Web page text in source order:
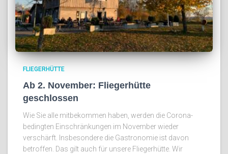
FLIEGERHÜTTE
Ab 2. November: Fliegerhütte
geschlossen
Wie Sie alle mitbekommen haben, werden die Corona-
bedingten Einschränkungen im November wieder
verschärft. Insbesondere die Gastronomie ist davon
betroffen. Das gilt auch für unsere Fliegerhütte. Wir